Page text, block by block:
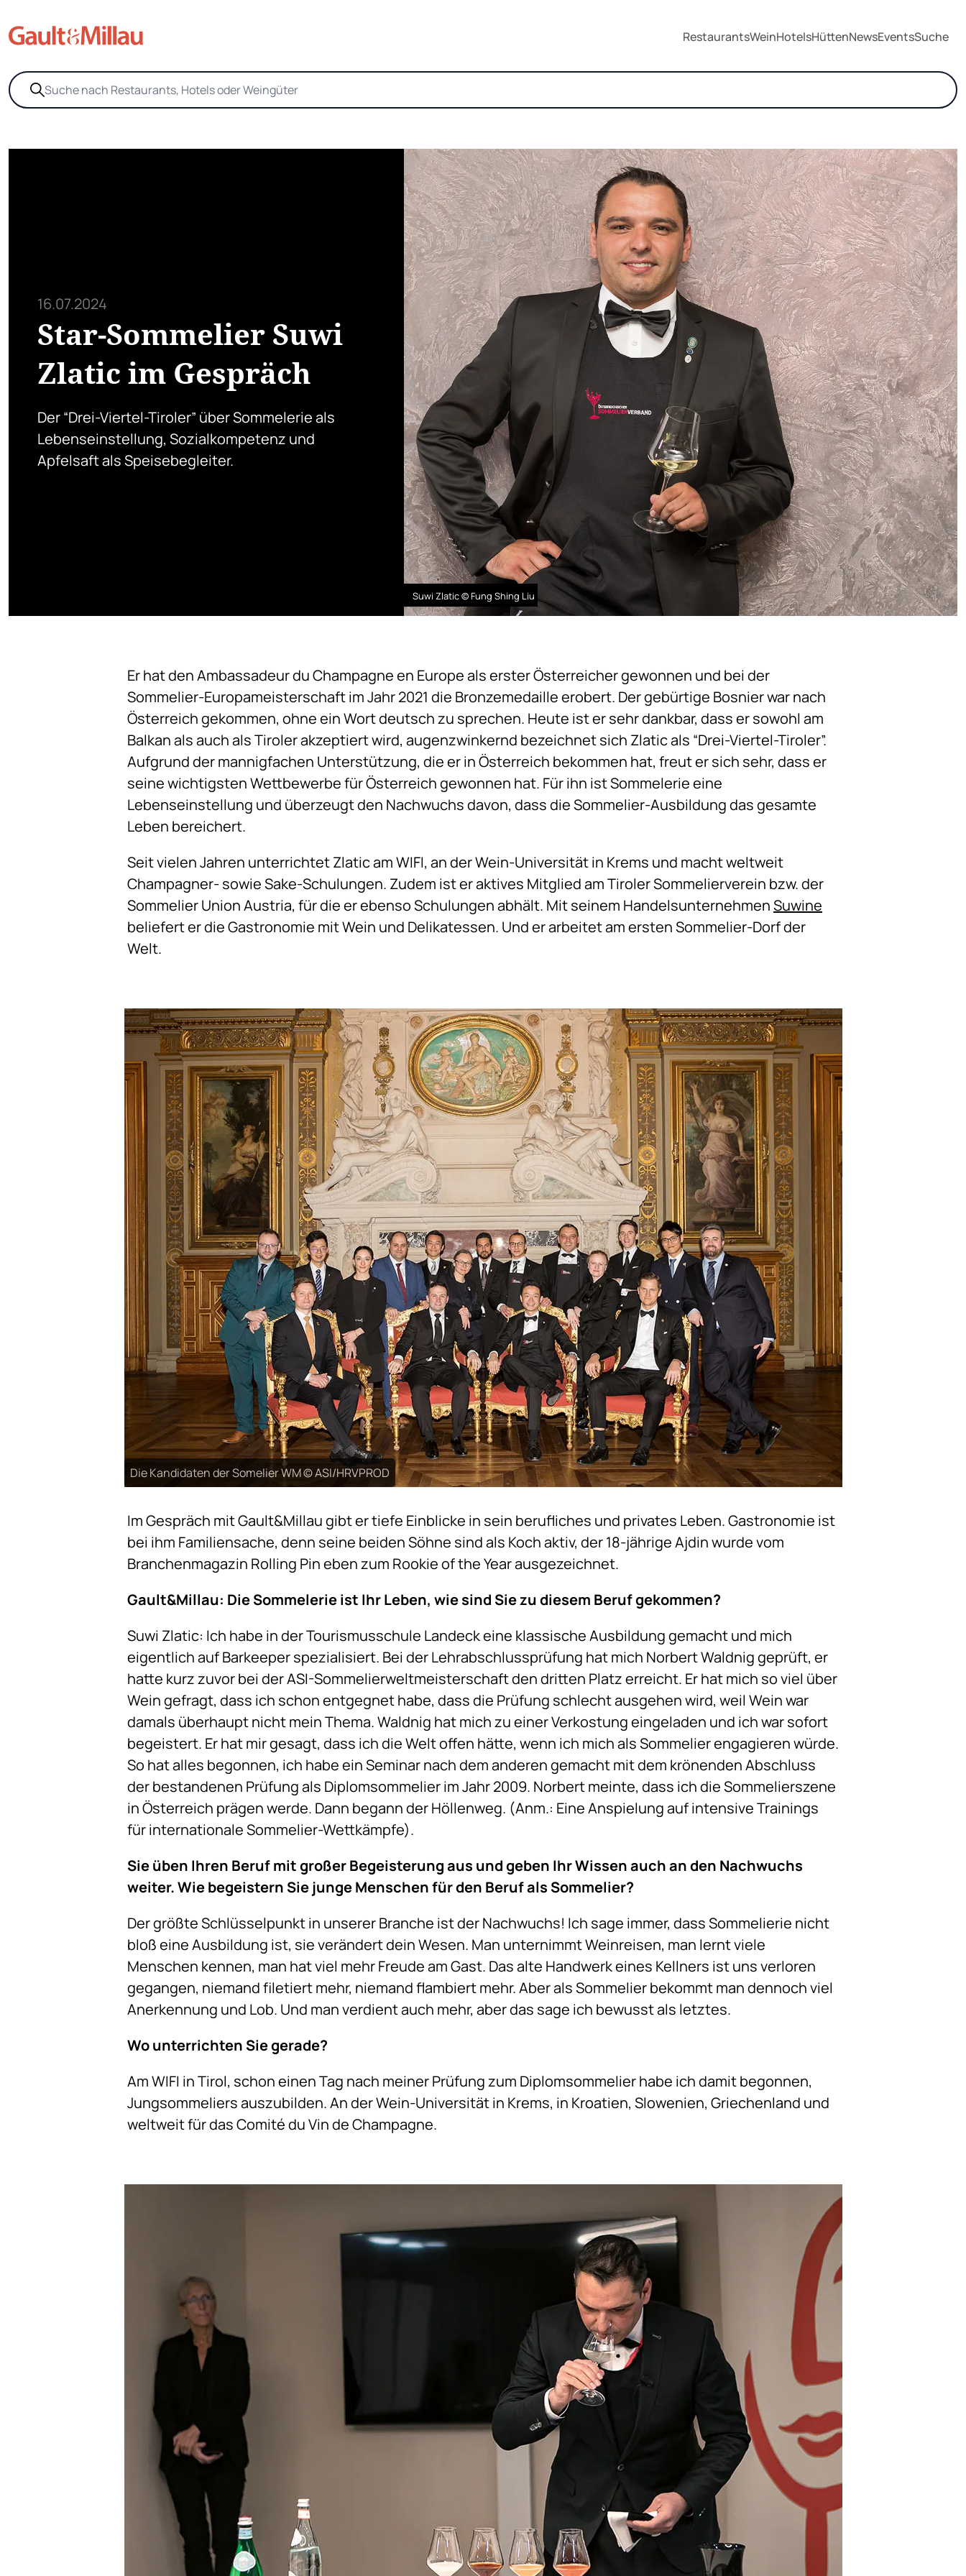
RestaurantsWeinHotelsHüttenNewsEventsSuche
16.07.2024
Star-Sommelier Suwi
Zlatic im Gespräch
Der “Drei-Viertel-Tiroler” über Sommelerie als
Lebenseinstellung, Sozialkompetenz und
Apfelsaft als Speisebegleiter.
Suwi Zlatic © Fung Shing Liu
Er hat den Ambassadeur du Champagne en Europe als erster Österreicher gewonnen und bei der
Sommelier-Europameisterschaft im Jahr 2021 die Bronzemedaille erobert. Der gebürtige Bosnier war nach
Österreich gekommen, ohne ein Wort deutsch zu sprechen. Heute ist er sehr dankbar, dass er sowohl am
Balkan als auch als Tiroler akzeptiert wird, augenzwinkernd bezeichnet sich Zlatic als “Drei-Viertel-Tiroler”.
Aufgrund der mannigfachen Unterstützung, die er in Österreich bekommen hat, freut er sich sehr, dass er
seine wichtigsten Wettbewerbe für Österreich gewonnen hat. Für ihn ist Sommelerie eine
Lebenseinstellung und überzeugt den Nachwuchs davon, dass die Sommelier-Ausbildung das gesamte
Leben bereichert.
Seit vielen Jahren unterrichtet Zlatic am WIFI, an der Wein-Universität in Krems und macht weltweit
Champagner- sowie Sake-Schulungen. Zudem ist er aktives Mitglied am Tiroler Sommelierverein bzw. der
Sommelier Union Austria, für die er ebenso Schulungen abhält. Mit seinem HandelsunternehmenSuwine
beliefert er die Gastronomie mit Wein und Delikatessen. Und er arbeitet am ersten Sommelier-Dorf der
Welt.
Die Kandidaten der Somelier WM © ASI/HRVPROD
Im Gespräch mit Gault&Millau gibt er tiefe Einblicke in sein berufliches und privates Leben. Gastronomie ist
bei ihm Familiensache, denn seine beiden Söhne sind als Koch aktiv, der 18-jährige Ajdin wurde vom
Branchenmagazin Rolling Pin eben zum Rookie of the Year ausgezeichnet.
Gault&Millau: Die Sommelerie ist Ihr Leben, wie sind Sie zu diesem Beruf gekommen?
Suwi Zlatic: Ich habe in der Tourismusschule Landeck eine klassische Ausbildung gemacht und mich
eigentlich auf Barkeeper spezialisiert. Bei der Lehrabschlussprüfung hat mich Norbert Waldnig geprüft, er
hatte kurz zuvor bei der ASI-Sommelierweltmeisterschaft den dritten Platz erreicht. Er hat mich so viel über
Wein gefragt, dass ich schon entgegnet habe, dass die Prüfung schlecht ausgehen wird, weil Wein war
damals überhaupt nicht mein Thema. Waldnig hat mich zu einer Verkostung eingeladen und ich war sofort
begeistert. Er hat mir gesagt, dass ich die Welt offen hätte, wenn ich mich als Sommelier engagieren würde.
So hat alles begonnen, ich habe ein Seminar nach dem anderen gemacht mit dem krönenden Abschluss
der bestandenen Prüfung als Diplomsommelier im Jahr 2009. Norbert meinte, dass ich die Sommelierszene
in Österreich prägen werde. Dann begann der Höllenweg. (Anm.: Eine Anspielung auf intensive Trainings
für internationale Sommelier-Wettkämpfe).
Sie üben Ihren Beruf mit großer Begeisterung aus und geben Ihr Wissen auch an den Nachwuchs
weiter. Wie begeistern Sie junge Menschen für den Beruf als Sommelier?
Der größte Schlüsselpunkt in unserer Branche ist der Nachwuchs! Ich sage immer, dass Sommelierie nicht
bloß eine Ausbildung ist, sie verändert dein Wesen. Man unternimmt Weinreisen, man lernt viele
Menschen kennen, man hat viel mehr Freude am Gast. Das alte Handwerk eines Kellners ist uns verloren
gegangen, niemand filetiert mehr, niemand flambiert mehr. Aber als Sommelier bekommt man dennoch viel
Anerkennung und Lob. Und man verdient auch mehr, aber das sage ich bewusst als letztes.
Wo unterrichten Sie gerade?
Am WIFI in Tirol, schon einen Tag nach meiner Prüfung zum Diplomsommelier habe ich damit begonnen,
Jungsommeliers auszubilden. An der Wein-Universität in Krems, in Kroatien, Slowenien, Griechenland und
weltweit für das Comité du Vin de Champagne.